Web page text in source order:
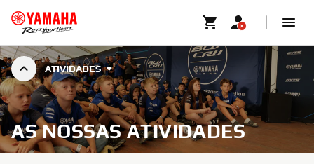
ATIVIDADES
AS NOSSAS ATIVIDADES